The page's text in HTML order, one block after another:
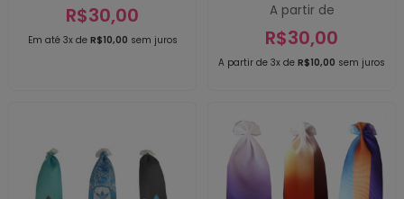
Em até 3x de R$10,00 sem juros
R$30,00
A partir de 3x de R$10,00 sem juros
A partir de
R$30,00